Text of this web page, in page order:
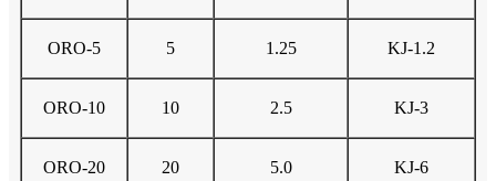
ORO-5 5 1.25 KJ-1.2
ORO-10 10 2.5 KJ-3
ORO-20 20 5.0 KJ-6